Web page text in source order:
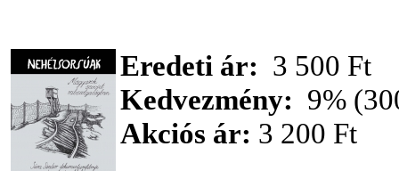
Eredeti ár: 3 500 Ft
Kedvezmény: 9%
Akciós ár: 3 200 Ft